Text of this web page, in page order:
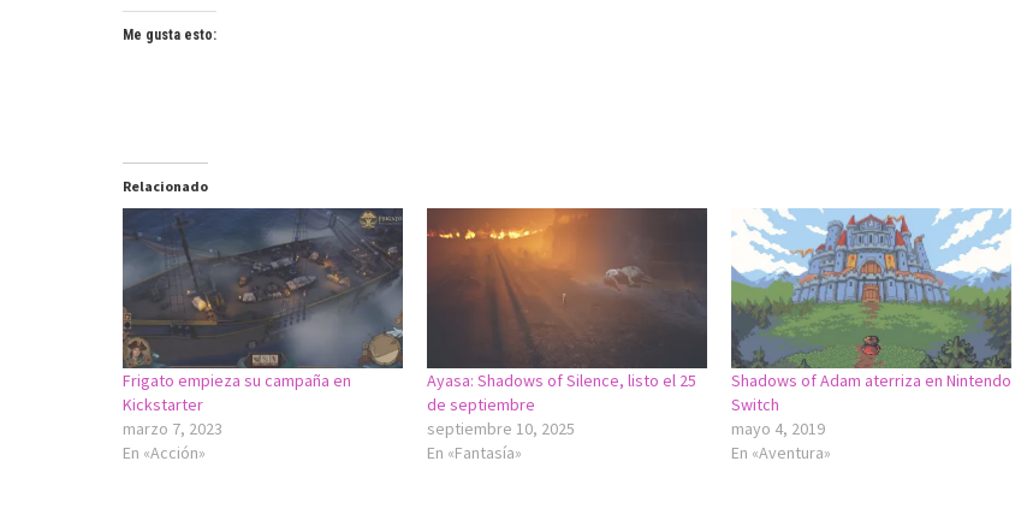
Me gusta esto:
Relacionado
Frigato empieza su campaña en
Kickstarter
marzo 7, 2023
En «Acción»
Ayasa: Shadows of Silence, listo el 25
de septiembre
septiembre 10, 2025
En «Fantasía»
Shadows of Adam aterriza en Nintendo
Switch
mayo 4, 2019
En «Aventura»